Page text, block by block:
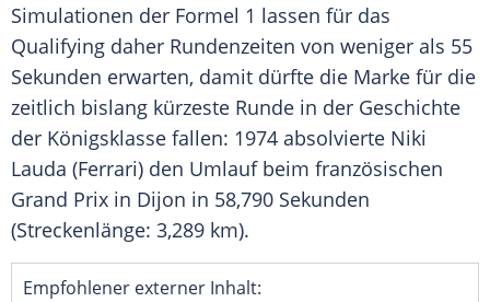
Simulationen der Formel 1 lassen für das
Qualifying daher Rundenzeiten von weniger als 55
Sekunden erwarten, damit dürfte die Marke für die
zeitlich bislang kürzeste Runde in der Geschichte
der Königsklasse fallen: 1974 absolvierte Niki
Lauda (Ferrari) den Umlauf beim französischen
Grand Prix in Dijon in 58,790 Sekunden
(Streckenlänge: 3,289 km).
Empfohlener externer Inhalt: